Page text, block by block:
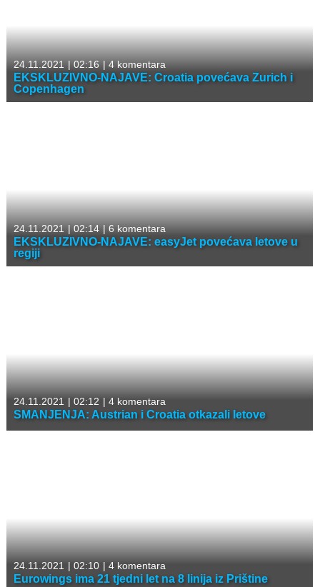
24.11.2021 |02:16 |4 komentara
EKSKLUZIVNO-NAJAVE: Croatia povećava Zurich i
Copenhagen
24.11.2021 |02:14 |6 komentara
EKSKLUZIVNO-NAJAVE: easyJet povećava letove u
regiji
24.11.2021 | 02:12 | 4 komentara
SMANJENJA: Austrian i Croatia otkazali letove
24.11.2021 | 02:10 | 4 komentara
Eurowings ima 21 tjedni let na 8 linija iz Prištine